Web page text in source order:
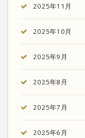
2025年11月
2025年10月
2025年9月
2025年8月
2025年7月
2025年6月